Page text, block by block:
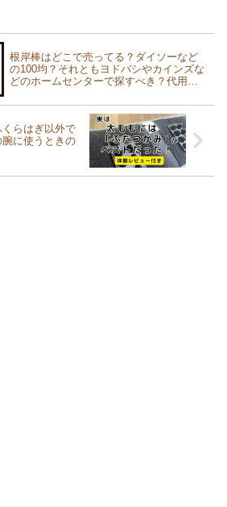
根岸棒はどこで売ってる？ダイソーなど
の100均？それともヨドバシやカインズな
どのホームセンターで探すべき？代用品
らはぎ以外で
に使うときの